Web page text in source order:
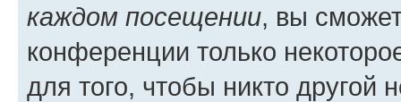
каждом посещении, вы
конференции только
для того, чтобы никто другой